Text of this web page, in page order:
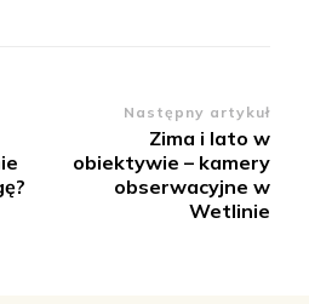
Następny artykuł
Zima i lato w
obiektywie – kamery
obserwacyjne w
Wetlinie